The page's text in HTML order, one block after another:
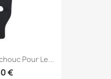
Pour Le...
€